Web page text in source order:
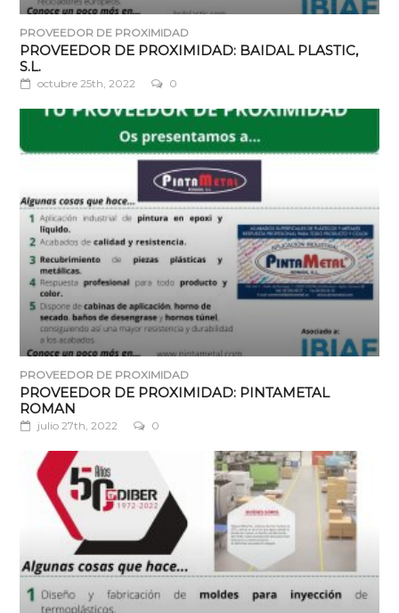
PROVEEDOR DE PROXIMIDAD
PROVEEDOR DE PROXIMIDAD: BAIDAL PLASTIC,
S.L.
octubre 25th, 2022 0
PROVEEDOR DE PROXIMIDAD
PROVEEDOR DE PROXIMIDAD: PINTAMETAL
ROMAN
julio 27th, 2022 0